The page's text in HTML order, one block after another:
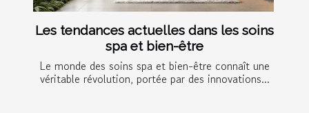
Les tendances actuelles dans les soins
spa et bien-être
Le monde des soins spa et bien-être connaît une
véritable révolution, portée par des innovations...